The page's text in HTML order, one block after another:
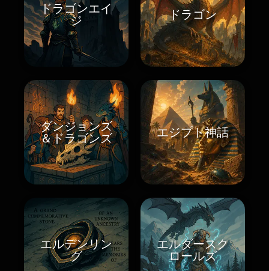
ドラゴンエイ
ジ
ドラゴン
ダンジョンズ
＆ドラゴンズ
エジプト神話
エルデンリン
グ
エルダースク
ロールズ